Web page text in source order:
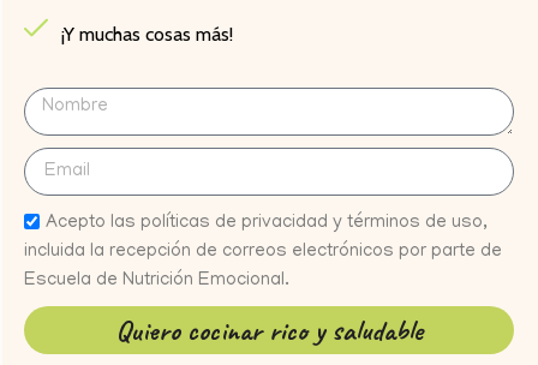
¡Y muchas cosas más!
Acepto las políticas de privacidad y términos de uso,
incluida la recepción de correos electrónicos por parte de
Escuela de Nutrición Emocional.
Quiero cocinar rico y saludable